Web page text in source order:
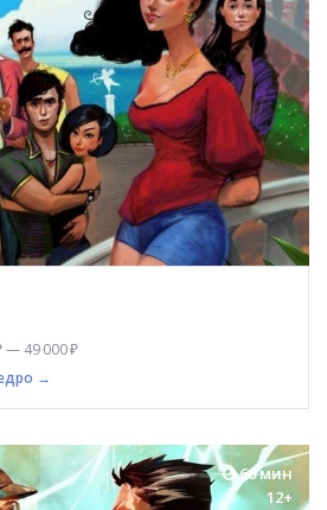
— 49 000 ₽
→
60 мин
12+